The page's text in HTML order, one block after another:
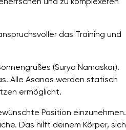
das Training und
(Surya Namaskar).
Alle Asanas werden statisch
ermöglicht.
Position einzunehmen.
Das hilft deinem Körper, sich